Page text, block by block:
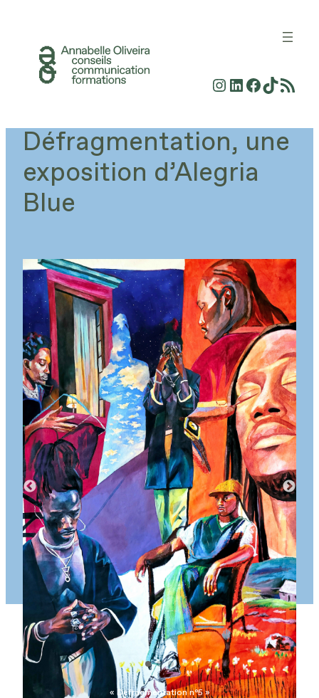
contenu
Instagram
LinkedIn
Facebook
TikTok
Flux RSS
Défragmentation, une
exposition d’Alegria
Blue
« Défragmentation n°5 »